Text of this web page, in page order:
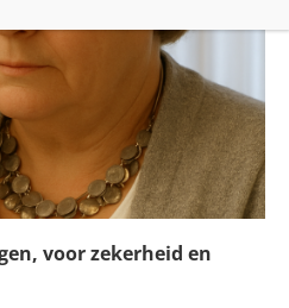
voor zekerheid en